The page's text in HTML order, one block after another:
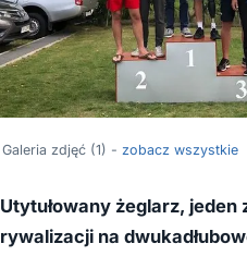
Galeria zdjęć (1) - zobacz wszystkie
Utytułowany żeglarz, jeden
rywalizacji na